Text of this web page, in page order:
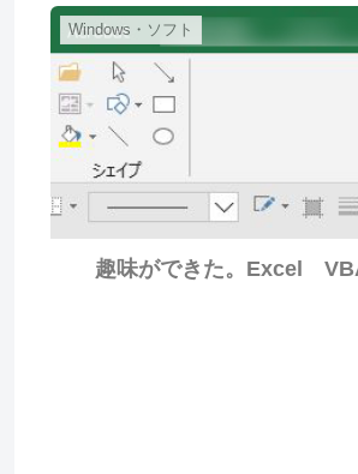
Windows・ソフト
趣味ができた。Excel